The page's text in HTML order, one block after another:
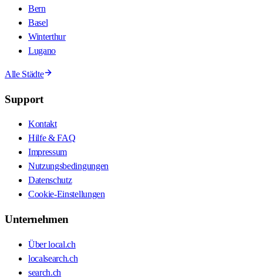
Bern
Basel
Winterthur
Lugano
Alle Städte
Support
Kontakt
Hilfe & FAQ
Impressum
Nutzungsbedingungen
Datenschutz
Cookie-Einstellungen
Unternehmen
Über local.ch
localsearch.ch
search.ch